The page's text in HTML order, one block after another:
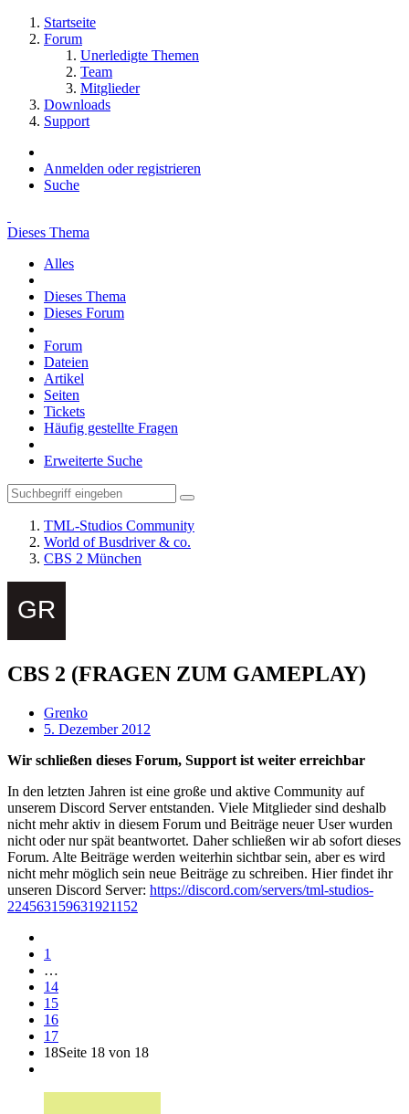
Startseite
Forum
Unerledigte Themen
Team
Mitglieder
Downloads
Support
Anmelden oder registrieren
Suche
Dieses Thema
Alles
Dieses Thema
Dieses Forum
Forum
Dateien
Artikel
Seiten
Tickets
Häufig gestellte Fragen
Erweiterte Suche
TML-Studios Community
World of Busdriver & co.
CBS 2 München
CBS 2 (FRAGEN ZUM GAMEPLAY)
Grenko
5. Dezember 2012
Wir schließen dieses Forum, Support ist weiter erreichbar
In den letzten Jahren ist eine große und aktive Community auf
unserem Discord Server entstanden. Viele Mitglieder sind deshalb
nicht mehr aktiv in diesem Forum und Beiträge neuer User wurden
nicht oder nur spät beantwortet. Daher schließen wir ab sofort dieses
Forum. Alte Beiträge werden weiterhin sichtbar sein, aber es wird
nicht mehr möglich sein neue Beiträge zu schreiben. Hier findet ihr
unseren Discord Server: https://discord.com/servers/tml-studios-
224563159631921152
1
…
14
15
16
17
18Seite 18 von 18